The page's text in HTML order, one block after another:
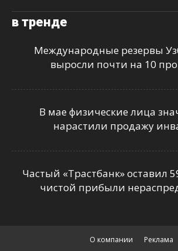
в тренде
Международные резервы
выросли почти на 10
В мае физические лица
нарастили продажу
Частый «Трастбанк» оставил
чистой прибыли
О компании Реклама